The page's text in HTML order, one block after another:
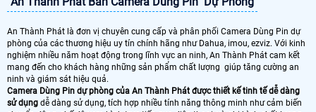
An Thành Phát là đơn vị chuyên cung cấp và phân phối Camera Dùng Pin dự
phòng của các thương hiệu uy tín chính hãng như Dahua, imou, ezviz. Với kinh
nghiệm nhiều năm hoạt động trong lĩnh vực an ninh, An Thành Phát cam kết
mang đến cho khách hàng những sản phẩm chất lượng giúp tăng cường an
ninh và giám sát hiệu quả.
Camera Dùng Pin dự phòng của An Thành Phát được thiết kế tinh tế dễ dàng
sử dụng dễ dàng sử dụng, tích hợp nhiều tính năng thông minh như cảm biến